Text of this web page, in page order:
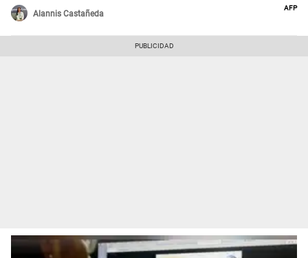
Alannis Castañeda
AFP